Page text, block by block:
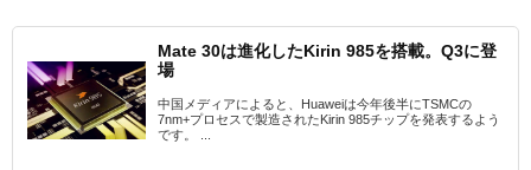
Mate 30は進化したKirin 985を搭載。Q3に登
場
中国メディアによると、Huaweiは今年後半にTSMCの
7nm+プロセスで製造されたKirin 985チップを発表するよう
です。 ...